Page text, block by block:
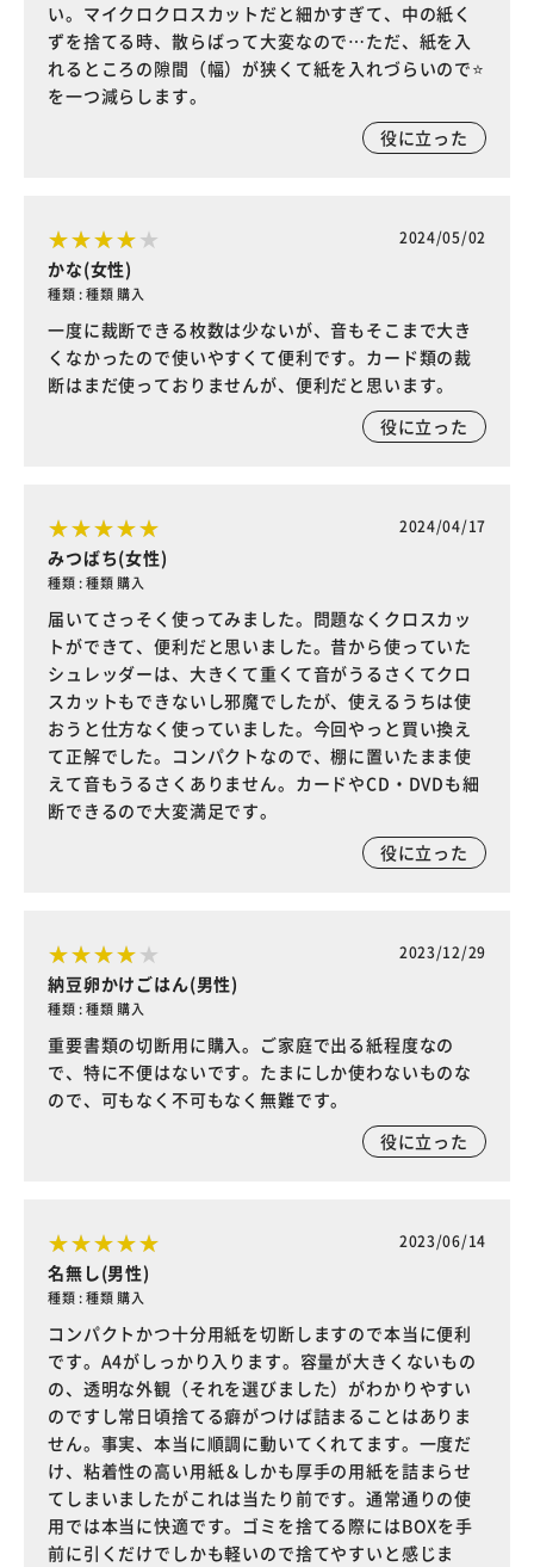
い。マイクロクロスカットだと細かすぎて、中の紙く
ずを捨てる時、散らばって大変なので…ただ、紙を入
れるところの隙間（幅）が狭くて紙を入れづらいので⭐️
を一つ減らします。
役に立った
2024/05/02
かな(女性)
種類 : 種類 購入
一度に裁断できる枚数は少ないが、音もそこまで大き
くなかったので使いやすくて便利です。カード類の裁
断はまだ使っておりませんが、便利だと思います。
役に立った
2024/04/17
みつばち(女性)
種類 : 種類 購入
届いてさっそく使ってみました。問題なくクロスカッ
トができて、便利だと思いました。昔から使っていた
シュレッダーは、大きくて重くて音がうるさくてクロ
スカットもできないし邪魔でしたが、使えるうちは使
おうと仕方なく使っていました。今回やっと買い換え
て正解でした。コンパクトなので、棚に置いたまま使
えて音もうるさくありません。カードやCD・DVDも細
断できるので大変満足です。
役に立った
2023/12/29
納豆卵かけごはん(男性)
種類 : 種類 購入
重要書類の切断用に購入。ご家庭で出る紙程度なの
で、特に不便はないです。たまにしか使わないものな
ので、可もなく不可もなく無難です。
役に立った
2023/06/14
名無し(男性)
種類 : 種類 購入
コンパクトかつ十分用紙を切断しますので本当に便利
です。A4がしっかり入ります。容量が大きくないもの
の、透明な外観（それを選びました）がわかりやすい
のですし常日頃捨てる癖がつけば詰まることはありま
せん。事実、本当に順調に動いてくれてます。一度だ
け、粘着性の高い用紙＆しかも厚手の用紙を詰まらせ
てしまいましたがこれは当たり前です。通常通りの使
用では本当に快適です。ゴミを捨てる際にはBOXを手
前に引くだけでしかも軽いので捨てやすいと感じま